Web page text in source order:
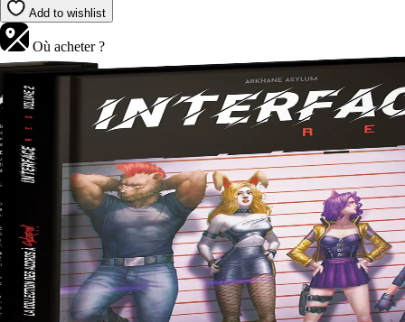
Add to wishlist
Où acheter ?